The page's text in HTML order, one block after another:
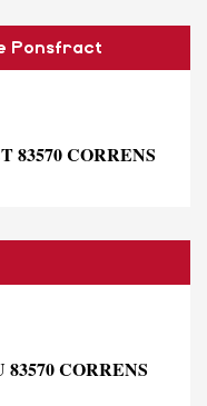
Ponsfract
83570 CORRENS
CORRENS